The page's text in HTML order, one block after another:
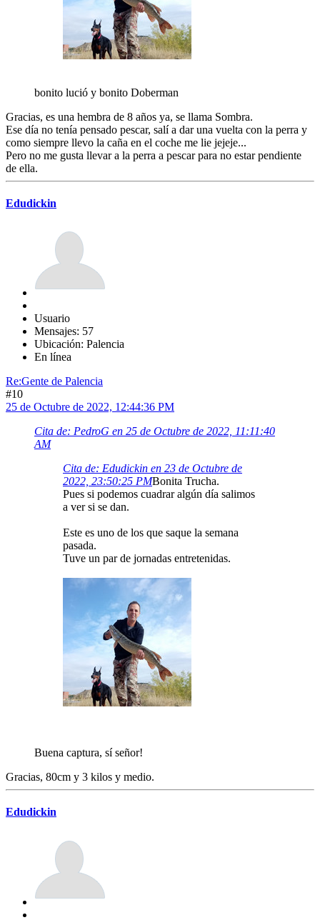
bonito lució y bonito Doberman
Gracias, es una hembra de 8 años ya, se llama Sombra.
Ese día no tenía pensado pescar, salí a dar una vuelta con la perra y
como siempre llevo la caña en el coche me lie jejeje...
Pero no me gusta llevar a la perra a pescar para no estar pendiente
de ella.
Edudickin
Usuario
Mensajes: 57
Ubicación: Palencia
En línea
Re:Gente de Palencia
#10
25 de Octubre de 2022, 12:44:36 PM
Cita de: PedroG en 25 de Octubre de 2022, 11:11:40
AM
Cita de: Edudickin en 23 de Octubre de
2022, 23:50:25 PMBonita Trucha.
Pues si podemos cuadrar algún día salimos
a ver si se dan.
Este es uno de los que saque la semana
pasada.
Tuve un par de jornadas entretenidas.
Buena captura, sí señor!
Gracias, 80cm y 3 kilos y medio.
Edudickin